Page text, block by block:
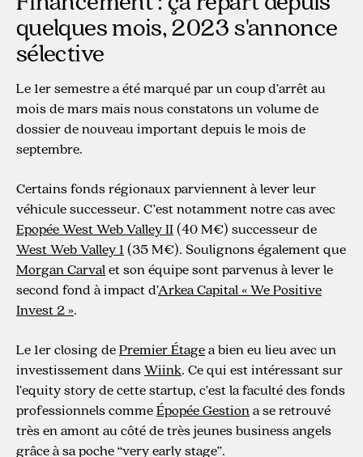
quelques mois, 2023 s'annonce
sélective
Le 1er semestre a été marqué par un coup d’arrêt au
mois de mars mais nous constatons un volume de
dossier de nouveau important depuis le mois de
septembre.
Certains fonds régionaux parviennent à lever leur
véhicule successeur. C’est notamment notre cas avec
Epopée West Web Valley II(40 M€) successeur de
West Web Valley 1 (35 M€). Soulignons également que
Morgan Carvalet son équipe sont parvenus à lever le
second fond à impact d’Arkea Capital « We Positive
Invest 2 ».
Le 1er closing dePremier Étagea bien eu lieu avec un
investissement dansWiink. Ce qui est intéressant sur
l’equity story de cette startup, c’est la faculté des fonds
professionnels commeÉpopée Gestiona se retrouvé
très en amont au côté de très jeunes business angels
grâce à sa poche “very early stage”.